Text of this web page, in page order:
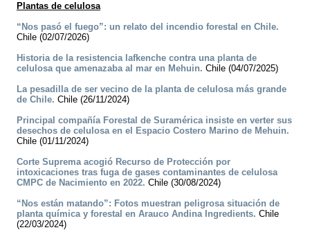
Plantas de celulosa
“Nos pasó el fuego”: un relato del incendio forestal en Chile.
Chile (02/07/2026)
Historia de la resistencia lafkenche contra una planta de
celulosa que amenazaba al mar en Mehuin. Chile (04/07/2025)
La pesadilla de ser vecino de la planta de celulosa más grande
de Chile. Chile (26/11/2024)
Principal compañía Forestal de Suramérica insiste en verter sus
desechos de celulosa en el Espacio Costero Marino de Mehuin.
Chile (01/11/2024)
Corte Suprema acogió Recurso de Protección por
intoxicaciones tras fuga de gases contaminantes de celulosa
CMPC de Nacimiento en 2022. Chile (30/08/2024)
“Nos están matando”: Fotos muestran peligrosa situación de
planta química y forestal en Arauco Andina Ingredients. Chile
(22/03/2024)